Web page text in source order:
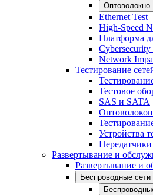
Оптоволокно
Ethernet Test
High-Speed
Платформа
Cybersecurity
Network
Тестирование
Тестовое
SAS и SATA
Устройства
Развертывание и
Развертывание и
Беспроводные сети